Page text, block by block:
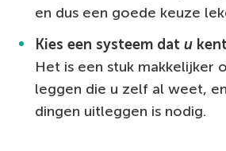
en dus een goede keuze
Kies een systeem dat u
Het is een stuk makkelijker
leggen die u zelf al weet,
dingen uitleggen is nodig.